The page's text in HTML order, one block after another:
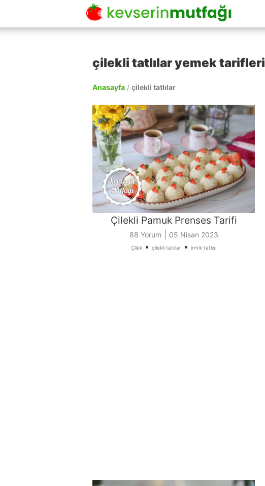
çilekli tatlılar yemek tarifleri
Anasayfa / çilekli tatlılar
Çilekli Pamuk Prenses Tarifi
88 Yorum 05 Nisan 2023
Çilek • çilekli tatlılar • irmik tatlısı